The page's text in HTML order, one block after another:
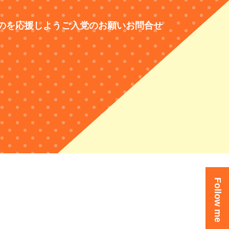
を応援しよう ご入党のお願いお問合せ
Follow me